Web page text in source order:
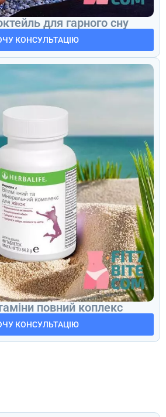
для гарного сну
КОНСУЛЬТАЦІЮ
повний коплекс
КОНСУЛЬТАЦІЮ